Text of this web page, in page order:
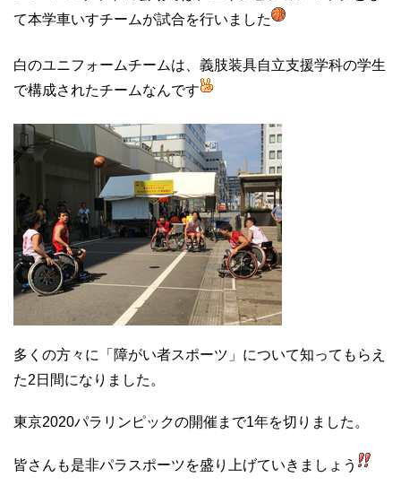
て本学車いすチームが試合を行いました
白のユニフォームチームは、義肢装具自立支援学科の学生
で構成されたチームなんです
多くの方々に「障がい者スポーツ」について知ってもらえ
た2日間になりました。
東京2020パラリンピックの開催まで1年を切りました。
皆さんも是非パラスポーツを盛り上げていきましょう